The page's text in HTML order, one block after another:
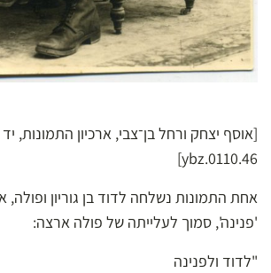
[אוסף יצחק ורחל בן־צבי, ארכיון התמונות,
ybz.0110.46]
אחת התמונות נשלחה לדוד בן גוריון
'פנינה', סמוך לעלייתה של פולה ארצה:
"לדוד ולפנינה